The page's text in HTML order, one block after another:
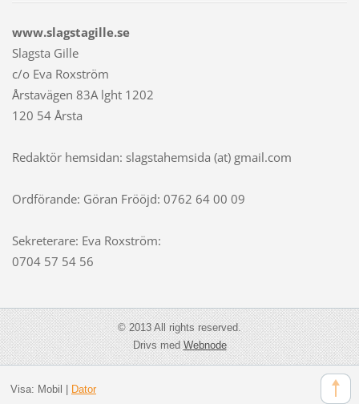
www.slagstagille.se
Slagsta Gille
c/o Eva Roxström
Årstavägen 83A lght 1202
120 54 Årsta
Redaktör hemsidan: slagstahemsida (at) gmail.com
Ordförande: Göran Frööjd: 0762 64 00 09
Sekreterare: Eva Roxström:
0704 57 54 56
© 2013 All rights reserved.
Drivs medWebnode
Visa: Mobil Dator